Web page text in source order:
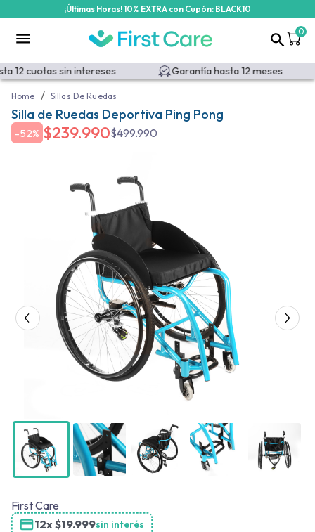
¡Últimas Horas! 10% EXTRA con Cupón: BLACK10
0
12 cuotas sin intereses Garantía hasta 12 meses
Home / Sillas De Ruedas
Silla de Ruedas Deportiva Ping Pong
-52% $239.990$499.990
First Care
12x$19.999sin interés